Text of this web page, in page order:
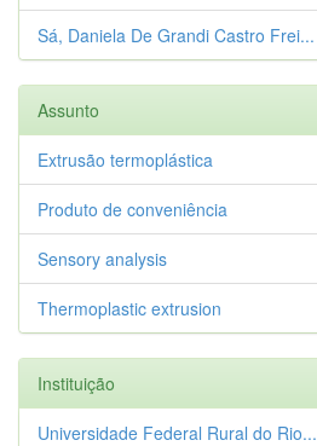
Sá, Daniela De Grandi Castro Frei...
Assunto
Extrusão termoplástica
Produto de conveniência
Sensory analysis
Thermoplastic extrusion
Instituição
Universidade Federal Rural do Rio...